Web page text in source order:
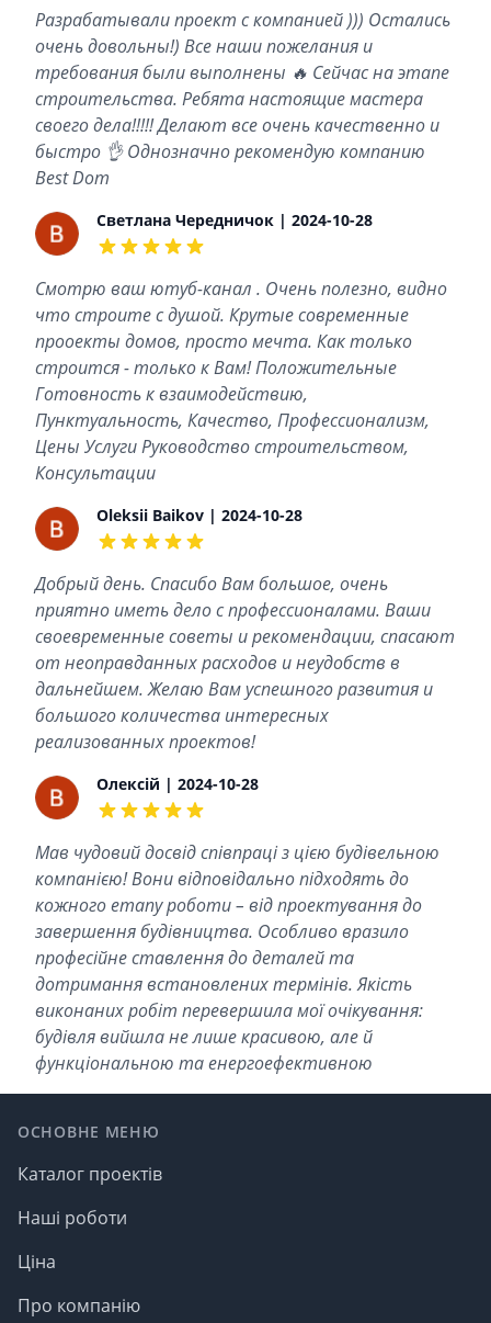
Разрабатывали проект с компанией ))) Остались
очень довольны!) Все наши пожелания и
требования были выполнены 🔥 Сейчас на этапе
строительства. Ребята настоящие мастера
своего дела!!!!! Делают все очень качественно и
быстро 👌 Однозначно рекомендую компанию
Best Dom
Светлана Чередничок | 2024-10-28
Смотрю ваш ютуб-канал . Очень полезно, видно
что строите с душой. Крутые современные
прооекты домов, просто мечта. Как только
строится - только к Вам! Положительные
Готовность к взаимодействию,
Пунктуальность, Качество, Профессионализм,
Цены Услуги Руководство строительством,
Консультации
Oleksii Baikov | 2024-10-28
Добрый день. Спасибо Вам большое, очень
приятно иметь дело с профессионалами. Ваши
своевременные советы и рекомендации, спасают
от неоправданных расходов и неудобств в
дальнейшем. Желаю Вам успешного развития и
большого количества интересных
реализованных проектов!
Олексій | 2024-10-28
Мав чудовий досвід співпраці з цією будівельною
компанією! Вони відповідально підходять до
кожного етапу роботи – від проектування до
завершення будівництва. Особливо вразило
професійне ставлення до деталей та
дотримання встановлених термінів. Якість
виконаних робіт перевершила мої очікування:
будівля вийшла не лише красивою, але й
функціональною та енергоефективною
ОСНОВНЕ МЕНЮ
Каталог проектів
Наші роботи
Ціна
Про компанію